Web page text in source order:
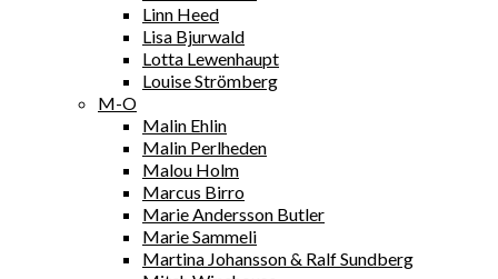
Linn Heed
Lisa Bjurwald
Lotta Lewenhaupt
Louise Strömberg
M-O
Malin Ehlin
Malin Perlheden
Malou Holm
Marcus Birro
Marie Andersson Butler
Marie Sammeli
Martina Johansson & Ralf Sundberg